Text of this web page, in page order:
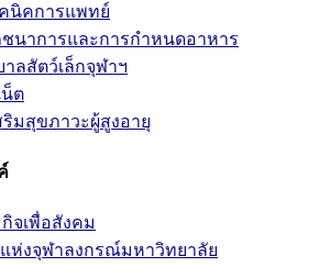
นิคการแพทย์
นาการและการกำหนดอาหาร
าลสัตว์เล็กจุฬาฯ
น็ต
ริมสุขภาวะผู้สูงอายุ
จเพื่อสังคม
ห่งจุฬาลงกรณ์มหาวิทยาลัย